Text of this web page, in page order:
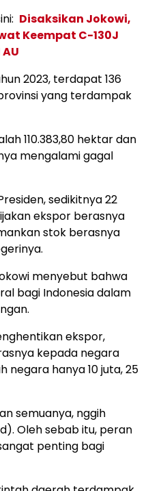
Disaksikan Jokowi,
Keempat C-130J
2023, terdapat 136
yang terdampak
110.383,80 hektar dan
mengalami gagal
sedikitnya 22
ekspor berasnya
stok berasnya
menyebut bahwa
bagi Indonesia dalam
ekspor,
kepada negara
negara hanya 10 juta, 25
semuanya, nggih
Oleh sebab itu, peran
penting bagi